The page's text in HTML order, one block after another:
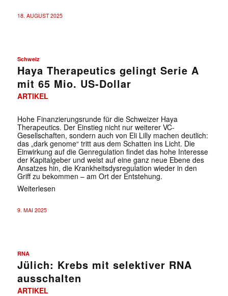
18. AUGUST 2025
Schweiz
Haya Therapeutics gelingt Serie A
mit 65 Mio. US-Dollar
ARTIKEL
Hohe Finanzierungsrunde für die Schweizer Haya
Therapeutics. Der Einstieg nicht nur weiterer VC-
Gesellschaften, sondern auch von Eli Lilly machen deutlich:
das „dark genome“ tritt aus dem Schatten ins Licht. Die
Einwirkung auf die Genregulation findet das hohe Interesse
der Kapitalgeber und weist auf eine ganz neue Ebene des
Ansatzes hin, die Krankheitsdysregulation wieder in den
Griff zu bekommen – am Ort der Entstehung.
Weiterlesen
9. MAI 2025
RNA
Jülich: Krebs mit selektiver RNA
ausschalten
ARTIKEL